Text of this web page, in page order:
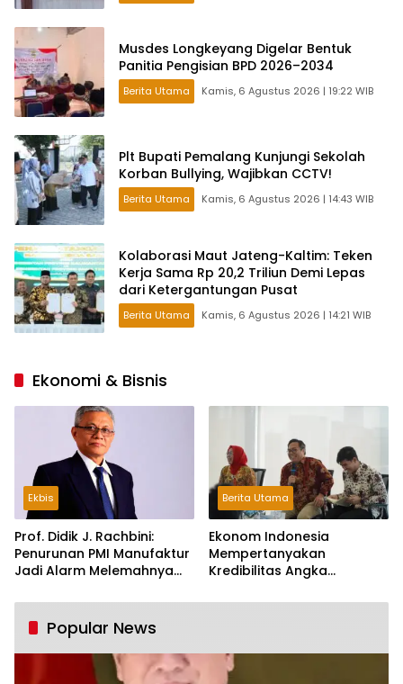
Musdes Longkeyang Digelar Bentuk
Panitia Pengisian BPD 2026–2034
Berita Utama Kamis, 6 Agustus 2026 | 19:22 WIB
Plt Bupati Pemalang Kunjungi Sekolah
Korban Bullying, Wajibkan CCTV!
Berita Utama Kamis, 6 Agustus 2026 | 14:43 WIB
Kolaborasi Maut Jateng-Kaltim: Teken
Kerja Sama Rp 20,2 Triliun Demi Lepas
dari Ketergantungan Pusat
Berita Utama Kamis, 6 Agustus 2026 | 14:21 WIB
Ekonomi & Bisnis
Ekbis
Prof. Didik J. Rachbini:
Penurunan PMI Manufaktur
Jadi Alarm Melemahnya
Berita Utama
Ekonom Indonesia
Mempertanyakan
Kredibilitas Angka
Tumbuh Tapi Rapuh
Popular News